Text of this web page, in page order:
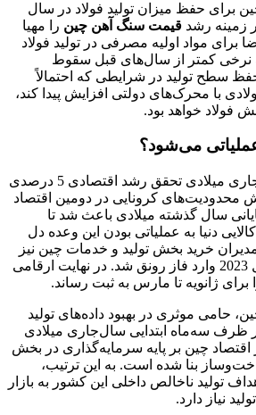
برای حفظ میزان تولید فولاد در سال
زمینه رشد قیمت سنگ آهن چین را مهیا
برای مواد اولیه مصرفی در تولید فولاد
نرخی کمتر از سال‌های قبل سقوط
سطح تولید در شرایطی که احتمالاً
با محرک‌‌‌های دولتی افزایش پیدا کند،
فولاد خواهد بود.
می‌شود؟
دولت چین ظرف سال جاری میلادی تحقق رشد اقتصادی 5 درصدی
محدودیت‌های کرونایی در دومین اقتصاد
سال گذشته میلادی باعث شد تا
دنیا به عملیاتی بودن این وعده دل
خرید بخش تولید و خدمات چین نیز
برای سه‌ماه ابتدایی سال 2023 وارد فاز رونق شد. در نهایت ارقامی
حامی موثری در بهبود داده‌‌‌های تولید
ظرف سه‌ماه ابتدایی سال‌جاری میلادی
چین بر پایه سرمایه‌گذاری در بخش
بنا شده است. به این ترتیب،
تولید ناخالص داخلی این کشور به بازار
نیاز دارد.